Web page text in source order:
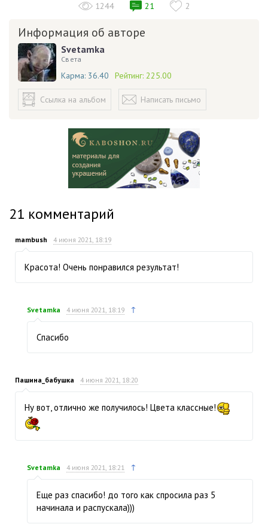
1244 21 2
Информация об авторе
Svetamka
Света
Карма: 36.40 Рейтинг: 225.00
Ссылка на альбом Написать письмо
21 комментарий
mambush 4 июня 2021, 18:19
Красота! Очень понравился результат!
Svetamka 4 июня 2021, 18:19 ↑
Спасибо
Пашина_бабушка 4 июня 2021, 18:20
Ну вот, отлично же получилось! Цвета классные!
Svetamka 4 июня 2021, 18:21 ↑
Еще раз спасибо! до того как спросила раз 5
начинала и распускала)))